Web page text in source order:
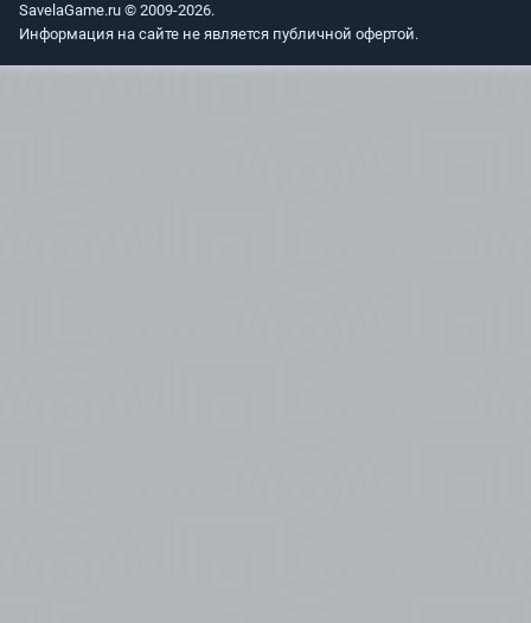
SavelaGame.ru © 2009-2026.
Информация на сайте не является публичной офертой.